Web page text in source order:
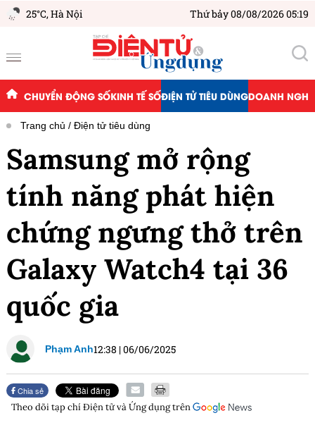
25°C,Hà Nội Thứ bảy 08/08/2026 05:19
CHUYỂN ĐỘNG SỐKINH TẾ SỐĐIỆN TỬ TIÊU DÙNGDOANH
Trang chủ Điện tử tiêu dùng
Samsung mở rộng
tính năng phát hiện
chứng ngưng thở trên
Galaxy Watch4 tại 36
quốc gia
Phạm Anh12:38 |06/06/2025
Chia sẻ
Theo dõi tạp chíĐiện tử và Ứng dụngtrên